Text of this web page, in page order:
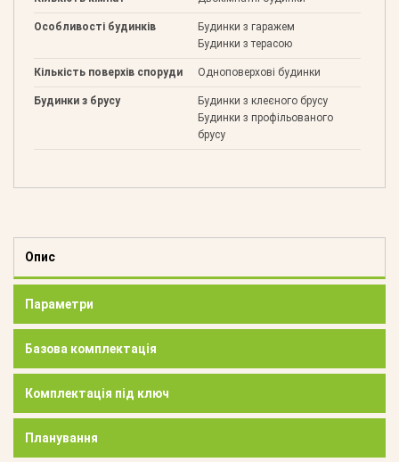
Особливості будинків
Будинки з гаражем
Будинки з терасою
Кількість поверхів споруди Одноповерхові будинки
Будинки з брусу
Будинки з клеєного брусу
Будинки з профільованого
брусу
Опис
Параметри
Базова комплектація
Комплектація під ключ
Планування